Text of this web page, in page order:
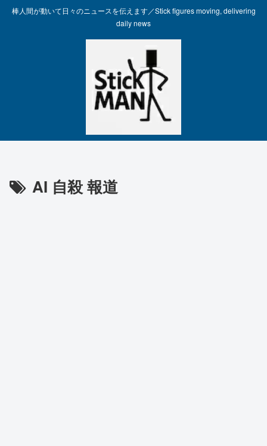
棒人間が動いて日々のニュースを伝えます／Stick figures moving, delivering
daily news
AI 自殺 報道